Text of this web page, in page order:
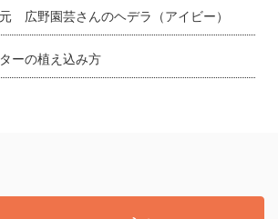
広野園芸さんのヘデラ（アイビー）
ーの植え込み方